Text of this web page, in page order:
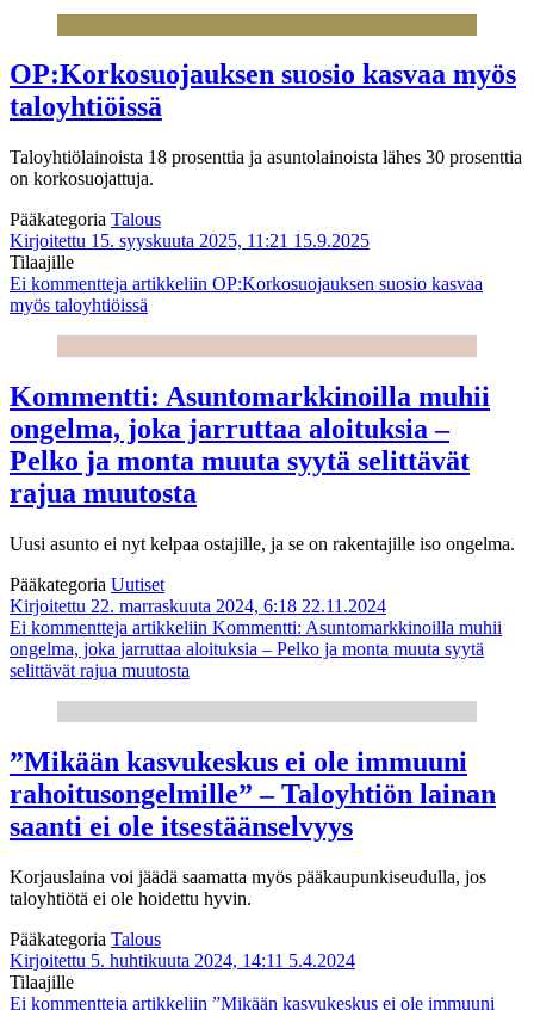
OP:Korkosuojauksen suosio kasvaa myös
taloyhtiöissä
Taloyhtiölainoista 18 prosenttia ja asuntolainoista lähes 30 prosenttia
on korkosuojattuja.
Pääkategoria Talous
Kirjoitettu 15. syyskuuta 2025, 11:21 15.9.2025
Tilaajille
Ei kommentteja artikkeliin OP:Korkosuojauksen suosio kasvaa
myös taloyhtiöissä
Kommentti: Asuntomarkkinoilla muhii
ongelma, joka jarruttaa aloituksia –
Pelko ja monta muuta syytä selittävät
rajua muutosta
Uusi asunto ei nyt kelpaa ostajille, ja se on rakentajille iso ongelma.
Pääkategoria Uutiset
Kirjoitettu 22. marraskuuta 2024, 6:18 22.11.2024
Ei kommentteja artikkeliin Kommentti: Asuntomarkkinoilla muhii
ongelma, joka jarruttaa aloituksia – Pelko ja monta muuta syytä
selittävät rajua muutosta
”Mikään kasvukeskus ei ole immuuni
rahoitusongelmille” – Taloyhtiön lainan
saanti ei ole itsestäänselvyys
Korjauslaina voi jäädä saamatta myös pääkaupunkiseudulla, jos
taloyhtiötä ei ole hoidettu hyvin.
Pääkategoria Talous
Kirjoitettu 5. huhtikuuta 2024, 14:11 5.4.2024
Tilaajille
Ei kommentteja artikkeliin ”Mikään kasvukeskus ei ole immuuni